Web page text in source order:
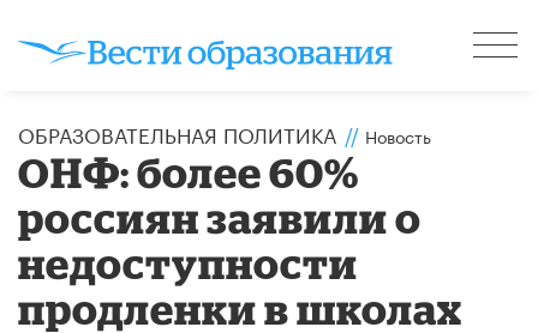
ОБРАЗОВАТЕЛЬНАЯ ПОЛИТИКА // Новость
ОНФ: более 60%
россиян заявили о
недоступности
продленки в школах